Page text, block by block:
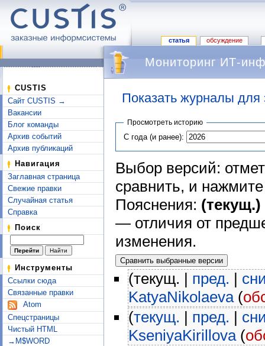
статья обсуждение
CUSTIS
Сайт CUSTIS →
Вакансии
Блог команды
Архив событий
Архив публикаций
Навигация
Заглавная страница
Свежие правки
Случайная статья
Справка
Поиск
Инструменты
Ссылки сюда
Связанные правки
Atom
Спецстраницы
Чистый HTML
→M$WORD
Мониторинг ИТ-
Показать журналы для
Просмотреть историю
С года (и ранее):
Выбор версий:
сравнить, и
Пояснения: (текущ.)
— отличия от
изменения.
(текущ. | пред. |
KatyaNikolaeva (
(текущ. | пред. |
KseniyaKirillova (